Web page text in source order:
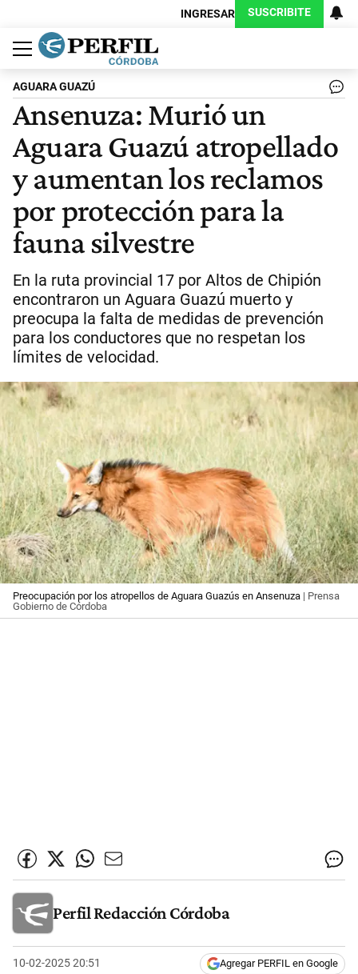
INGRESAR SUSCRIBITE
Política
Economía
Judiciales
Sociedad
Cultura
Espectáculos
Deportes
Protagonistas
AGUARA GUAZÚ
Ansenuza: Murió un
Aguara Guazú atropellado
y aumentan los reclamos
por protección para la
fauna silvestre
En la ruta provincial 17 por Altos de Chipión
encontraron un Aguara Guazú muerto y
preocupa la falta de medidas de prevención
para los conductores que no respetan los
límites de velocidad.
Preocupación por los atropellos de Aguara Guazús en Ansenuza | Prensa
Gobierno de Córdoba
Perfil Redacción Córdoba
10-02-2025 20:51 Agregar PERFIL en Google